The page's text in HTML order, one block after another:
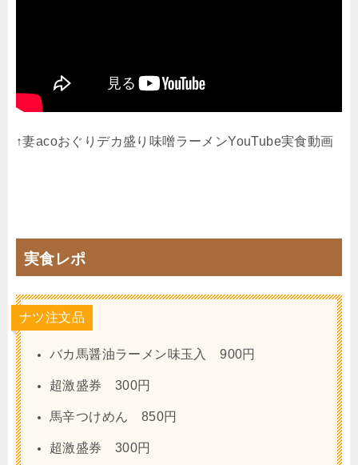
↑妻acoおぐりデカ盛り味噌ラーメンYouTube実食動画
実食レポ
ナツ注文品
バカ馬醤油ラーメン味玉入 900円
超激盛券 300円
馬辛つけめん 850円
超激盛券 300円